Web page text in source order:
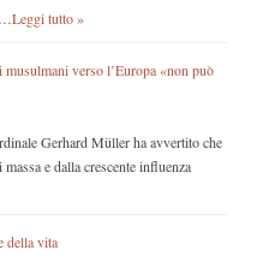
Leggi tutto »
verso l’Europa «non può
Gerhard Müller ha avvertito che
e dalla crescente influenza
della vita